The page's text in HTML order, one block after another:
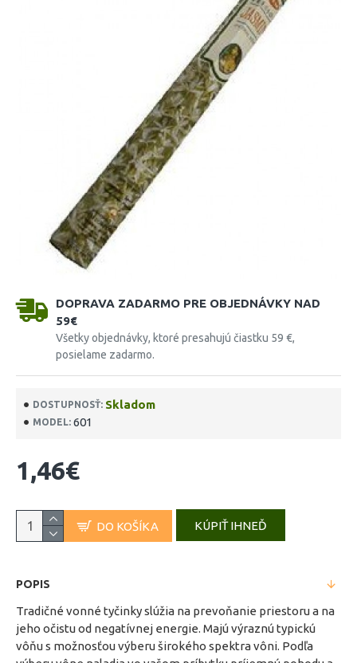
DOPRAVA ZADARMO PRE OBJEDNÁVKY NAD
59€
Všetky objednávky, ktoré presahujú čiastku 59 €,
posielame zadarmo.
DOSTUPNOSŤ: Skladom
MODEL: 601
1,46€
DO KOŠÍKA KÚPIŤ IHNEĎ
POPIS
Tradičné vonné tyčinky slúžia na prevoňanie priestoru a na
jeho očistu od negatívnej energie. Majú výraznú typickú
vôňu s možnosťou výberu širokého spektra vôni. Podľa